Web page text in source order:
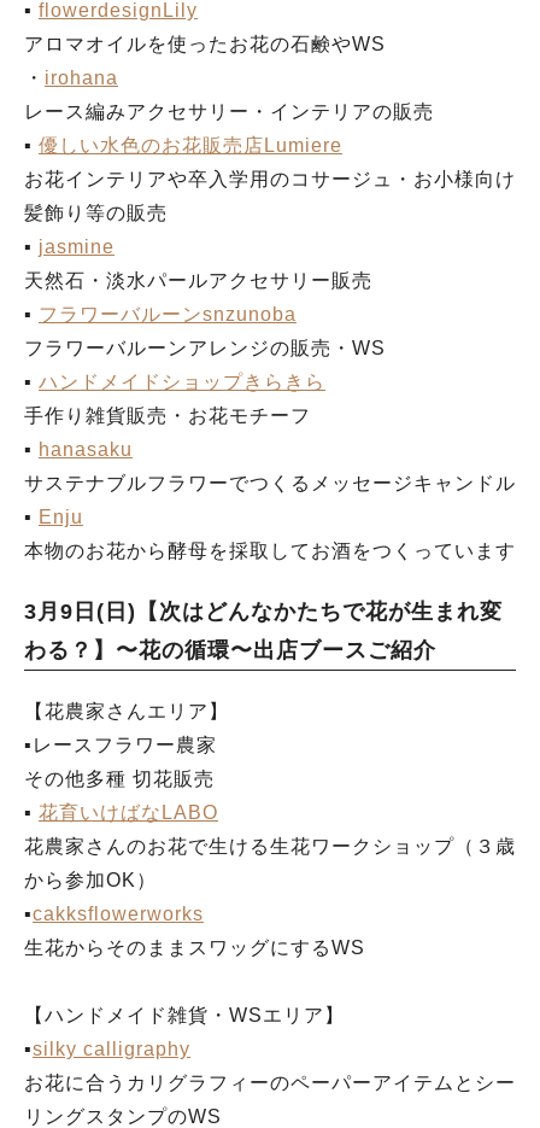
▪︎ flowerdesignLily
アロマオイルを使ったお花の石鹸やWS
・ irohana
レース編みアクセサリー・インテリアの販売
▪︎ 優しい水色のお花販売店Lumiere
お花インテリアや卒入学用のコサージュ・お小様向け
髪飾り等の販売
▪︎ jasmine
天然石・淡水パールアクセサリー販売
▪︎ フラワーバルーンsnzunoba
フラワーバルーンアレンジの販売・WS
▪︎ ハンドメイドショップきらきら
手作り雑貨販売・お花モチーフ
▪︎ hanasaku
サステナブルフラワーでつくるメッセージキャンドル
▪︎ Enju
本物のお花から酵母を採取してお酒をつくっています
3月9日(日)【次はどんなかたちで花が生まれ変
わる？】〜花の循環〜出店ブースご紹介
【花農家さんエリア】
▪︎レースフラワー農家
その他多種 切花販売
▪︎ 花育いけばなLABO
花農家さんのお花で生ける生花ワークショップ（３歳
から参加OK）
▪︎cakksflowerworks
生花からそのままスワッグにするWS
【ハンドメイド雑貨・WSエリア】
▪︎silky calligraphy
お花に合うカリグラフィーのペーパーアイテムとシー
リングスタンプのWS